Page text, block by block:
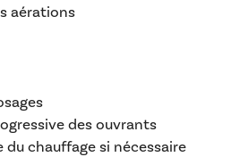
aérations
des ouvrants
du chauffage si nécessaire